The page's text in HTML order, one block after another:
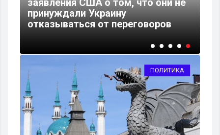
заявления США о том, что они не
принуждали Украину
отказываться от переговоров
ПОЛИТИКА